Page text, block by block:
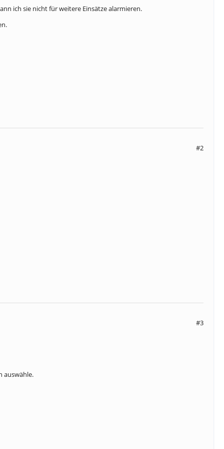
ich sie nicht für weitere Einsätze alarmieren.
#2
#3
auswähle.